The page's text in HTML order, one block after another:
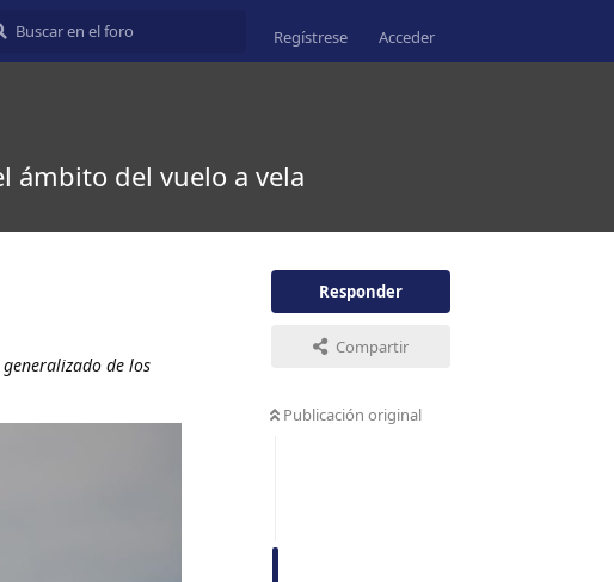
Regístrese Acceder
ámbito del vuelo a vela
Responder
Compartir
Publicación original
de los